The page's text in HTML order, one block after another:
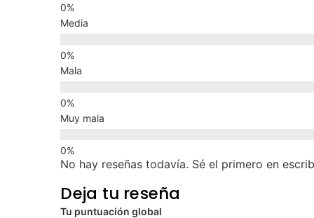
Media
Mala
Muy mala
No hay reseñas todavía. Sé el primero en
Deja tu reseña
Tu puntuación global